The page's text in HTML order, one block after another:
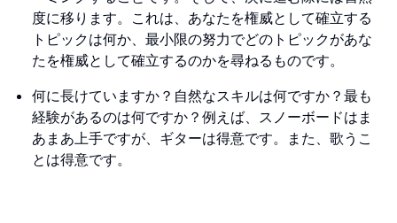
度に移ります。これは、あなたを権威として確立する
トピックは何か、最小限の努力でどのトピックがあな
たを権威として確立するのかを尋ねるものです。
何に長けていますか？自然なスキルは何ですか？最も
経験があるのは何ですか？例えば、スノーボードはま
あまあ上手ですが、ギターは得意です。また、歌うこ
とは得意です。